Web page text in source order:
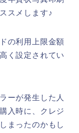
スメします♪
の利用上限金額
く設定されてい
ーが発生した人
入時に、クレジ
まったのかもし